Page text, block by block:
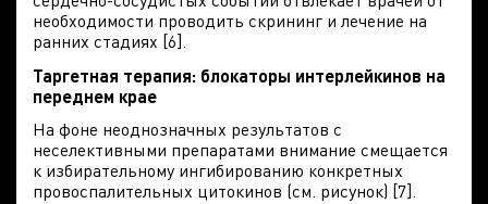
необходимости проводить скрининг и лечение на
ранних стадиях [6].
Таргетная терапия: блокаторы интерлейкинов на
переднем крае
На фоне неоднозначных результатов с
неселективными препаратами внимание смещается
к избирательному ингибированию конкретных
провоспалительных цитокинов (см. рисунок) [7].